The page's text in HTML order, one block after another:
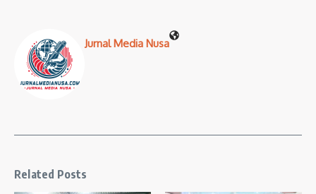
Jurnal Media Nusa
Related Posts